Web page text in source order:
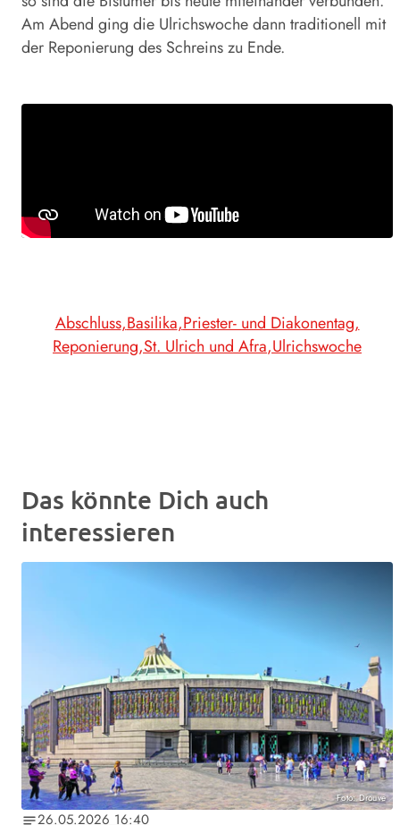
Am Abend ging die Ulrichswoche dann traditionell mit
der Reponierung des Schreins zu Ende.
Abschluss Basilika Priester- und Diakonentag
Reponierung St. Ulrich und Afra Ulrichswoche
Das könnte Dich auch
interessieren
Foto: Drouve
notes26.05.2026 16:40